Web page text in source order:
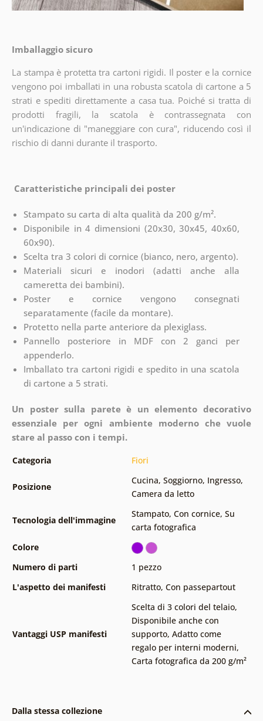
Imballaggio sicuro
La stampa è protetta tra cartoni rigidi. Il poster e la cornice
vengono poi imballati in una robusta scatola di cartone a 5
strati e spediti direttamente a casa tua. Poiché si tratta di
prodotti fragili, la scatola è contrassegnata con
un'indicazione di "maneggiare con cura", riducendo così il
rischio di danni durante il trasporto.
Caratteristiche principali dei poster
Stampato su carta di alta qualità da 200 g/m².
Disponibile in 4 dimensioni (20x30, 30x45, 40x60,
60x90).
Scelta tra 3 colori di cornice (bianco, nero, argento).
Materiali sicuri e inodori (adatti anche alla
cameretta dei bambini).
Poster e cornice vengono consegnati
separatamente (facile da montare).
Protetto nella parte anteriore da plexiglass.
Pannello posteriore in MDF con 2 ganci per
appenderlo.
Imballato tra cartoni rigidi e spedito in una scatola
di cartone a 5 strati.
Un poster sulla parete è un elemento decorativo
essenziale per ogni ambiente moderno che vuole
stare al passo con i tempi.
Categoria Fiori
Posizione
Cucina, Soggiorno, Ingresso,
Camera da letto
Tecnologia dell'immagine
Stampato, Con cornice, Su
carta fotografica
Colore
Numero di parti
1 pezzo
L'aspetto dei manifesti
Ritratto, Con passepartout
Vantaggi USP manifesti
Scelta di 3 colori del telaio,
Disponibile anche con
supporto, Adatto come
regalo per interni moderni,
Carta fotografica da 200 g/m²
Dalla stessa collezione